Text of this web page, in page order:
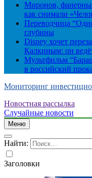
Миронов, фанерный
как снимали
Переводчица
глубины
Disney хочет
Калкиным: он
Мультфильм
в российский
Мониторинг
Новостная рассылка
Случайные новости
Меню
Найти:
Заголовки